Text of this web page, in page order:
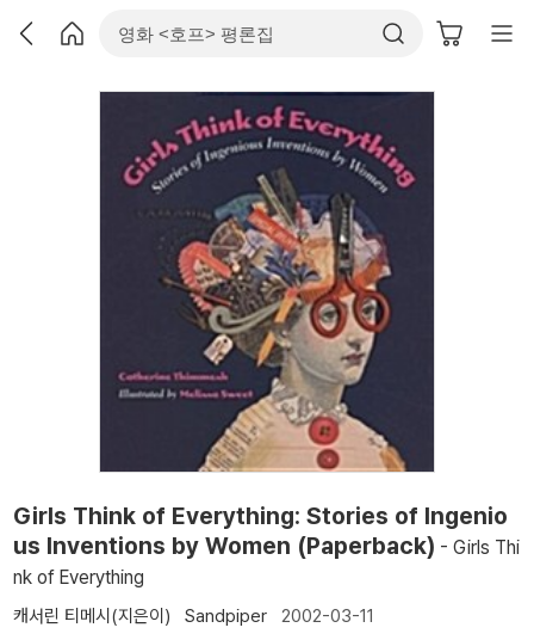
Girls Think of Everything: Stories of Ingenio
us Inventions by Women (Paperback) - Girls Thi
nk of Everything
캐서린 티메시(지은이) Sandpiper 2002-03-11